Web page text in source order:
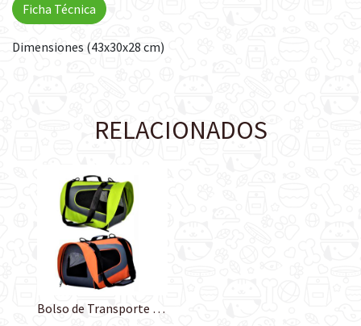
Dimensiones (43x30x28 cm)
Ficha Técnica
RELACIONADOS
Bolso de Transporte para Cabina de Avión